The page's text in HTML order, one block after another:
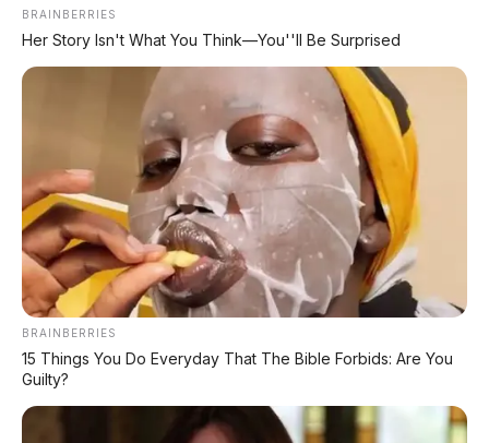
PROMO TERBATAS!
Voucher Belanja Rp 100.000
*Klik untuk klaim di marketplace pilihanmu
AMBIL >
REKOMENDASI UNTUK ANDA
BRAINBERRIES
Her Story Isn't What You Think—You''ll Be Surprised
BRAINBERRIES
15 Things You Do Everyday That The Bible Forbids: Are You
Guilty?